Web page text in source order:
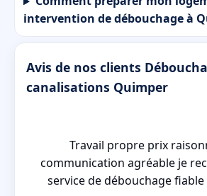
intervention de débouchage à
Avis de nos clients
canalisations Quimper
Travail propre prix
communication agréable je
service de débouchage